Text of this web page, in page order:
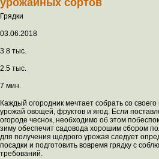
урожайных сортов
Грядки
03.06.2018
3.8 тыс.
2.5 тыс.
7 мин.
Каждый огородник мечтает собрать со
урожай овощей, фруктов и ягод. Если
огороде чеснок, необходимо об этом
зиму обеспечит садовода хорошим сбором
для получения щедрого урожая следует
посадки и подготовить вовремя грядку с
требований.